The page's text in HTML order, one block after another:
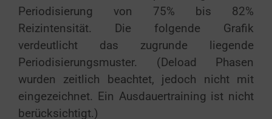
Periodisierung von 75% bis 82%
Reizintensität. Die folgende Grafik
verdeutlicht das zugrunde liegende
Periodisierungsmuster. (Deload Phasen
wurden zeitlich beachtet, jedoch nicht mit
eingezeichnet. Ein Ausdauertraining ist nicht
berücksichtigt.)